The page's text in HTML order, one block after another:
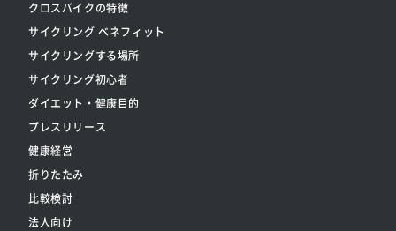
クロスバイクの特徴
サイクリング ベネフィット
サイクリングする場所
サイクリング初心者
ダイエット・健康目的
プレスリリース
健康経営
折りたたみ
比較検討
法人向け